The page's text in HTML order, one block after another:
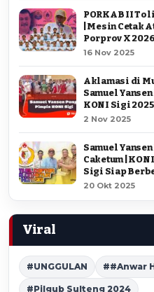
PORKAB II
| Mesin Cetak
Porprov X
16 Nov 2025
Aklamasi di
Samuel
KONI Sigi
2 Nov 2025
Samuel
Caketum |
Sigi Siap
20 Okt 2025
Viral
#UNGGULAN ##Anwar
#Pilgub Sulteng 2024